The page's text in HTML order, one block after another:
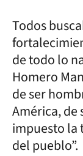
Todos
de todo lo
Homero
de ser
América, de
impuesto la
del pueblo”.